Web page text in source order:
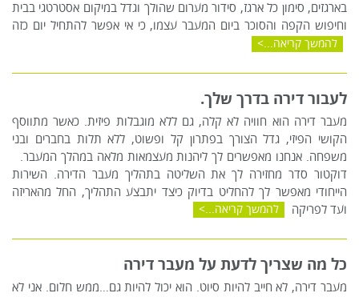
בארגזים, סימון כל ארגז, סידור מערום שהולך וגדל במיקום אסטרטגי בבית
וחיפוש הקפה והסוכר ביום המעבר עצמו, כי אי אפשר להתחיל יום כזה
להמשך קריאה...
לעבור דירה בדרך שלך.
מעבר דירה הוא חוויה לא קלה, גם ללא מוגבלות פיזית. כאשר מתווסף
הקושי הפיזי, גדל הצורך בפתרון קל ופשוט, ללא תלות בחברים ובני
משפחה. אנחנו מאפשרים לך ליהנות מעצמאות מלאה במהלך המעבר.
דוקטור סדר מחזירה לך את השליטה בתהליך מעבר הדירה. השירות
הייחודי מאפשר לך להחליט בדיוק כיצד יתבצע התהליך, החל מהאריזה
ועד לפריקה
להמשך קריאה...
כל מה שצריך לדעת על מעבר דירה
מעבר דירה, לא חייב להיות סיוט. הוא יכול להיות גם…ממש חלום. אני לא